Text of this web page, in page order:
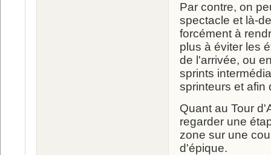
Par contre, on
spectacle et là-
forcément à
plus à éviter les
de l'arrivée, ou
sprints
sprinteurs et afin
Quant au Tour
regarder une
zone sur une
d'épique.